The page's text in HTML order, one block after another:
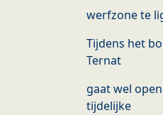
werfzone te
Tijdens het
Ternat
gaat wel
tijdelijke